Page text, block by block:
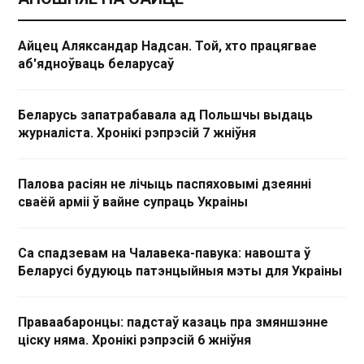
Айцец Аляксандар Надсан. Той, хто працягвае
аб'ядноўваць беларусаў
Беларусь запатрабавала ад Польшчы выдаць
журналіста. Хронікі рэпрэсій 7 жніўня
Палова расіян не лічыць паспяховымі дзеянні
сваёй арміі ў вайне супраць Украіны
Са спадзевам на Чалавека-павука: навошта ў
Беларусі будуюць патэнцыйныя мэты для Украіны
Праваабаронцы: падстаў казаць пра змяншэнне
ціску няма. Хронікі рэпрэсій 6 жніўня